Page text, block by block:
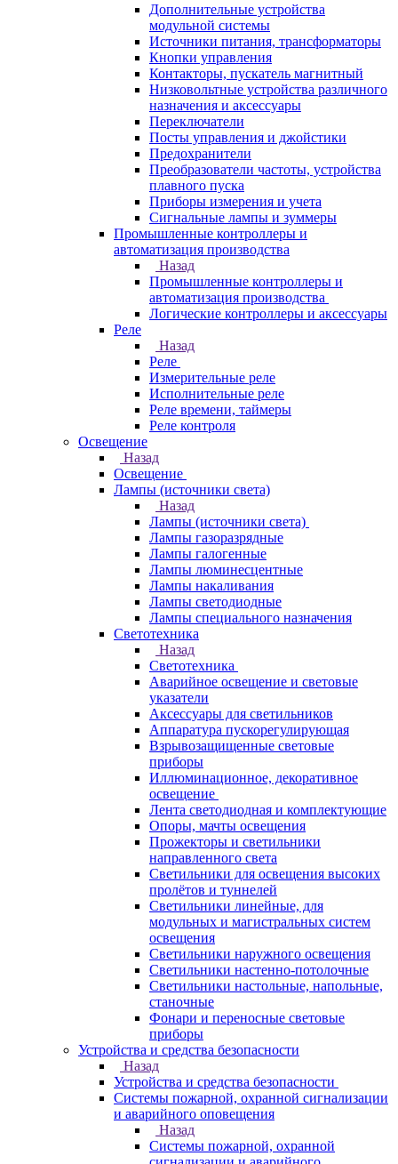
Дополнительные устройства
модульной системы
Источники питания, трансформаторы
Кнопки управления
Контакторы, пускатель магнитный
Низковольтные устройства различного
назначения и аксессуары
Переключатели
Посты управления и джойстики
Предохранители
Преобразователи частоты, устройства
плавного пуска
Приборы измерения и учета
Сигнальные лампы и зуммеры
Промышленные контроллеры и
автоматизация производства
Назад
Промышленные контроллеры и
автоматизация производства
Логические контроллеры и аксессуары
Реле
Назад
Реле
Измерительные реле
Исполнительные реле
Реле времени, таймеры
Реле контроля
Освещение
Назад
Освещение
Лампы (источники света)
Назад
Лампы (источники света)
Лампы газоразрядные
Лампы галогенные
Лампы люминесцентные
Лампы накаливания
Лампы светодиодные
Лампы специального назначения
Светотехника
Назад
Светотехника
Аварийное освещение и световые
указатели
Аксессуары для светильников
Аппаратура пускорегулирующая
Взрывозащищенные световые
приборы
Иллюминационное, декоративное
освещение
Лента светодиодная и комплектующие
Опоры, мачты освещения
Прожекторы и светильники
направленного света
Светильники для освещения высоких
пролётов и туннелей
Светильники линейные, для
модульных и магистральных систем
освещения
Светильники наружного освещения
Светильники настенно-потолочные
Светильники настольные, напольные,
станочные
Фонари и переносные световые
приборы
Устройства и средства безопасности
Назад
Устройства и средства безопасности
Системы пожарной, охранной сигнализации
и аварийного оповещения
Назад
Системы пожарной, охранной